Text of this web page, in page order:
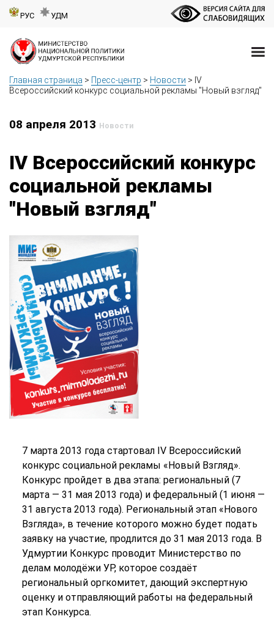
РУС УДМ
Главная страница > Пресс-центр > Новости > IV
Всероссийский конкурс социальной рекламы "Новый взгляд"
08 апреля 2013 Новости
IV Всероссийский конкурс
социальной рекламы
"Новый взгляд"
7 марта 2013 года стартовал IV Всероссийский
конкурс социальной рекламы «Новый Взгляд».
Конкурс пройдет в два этапа: региональный (7
марта — 31 мая 2013 года) и федеральный (1 июня —
31 августа 2013 года). Региональный этап «Нового
Взгляда», в течение которого можно будет подать
заявку на участие, продлится до 31 мая 2013 года. В
Удмуртии Конкурс проводит Министерство по
делам молодёжи УР, которое создаёт
региональный оргкомитет, дающий экспертную
оценку и отправляющий работы на федеральный
этап Конкурса.